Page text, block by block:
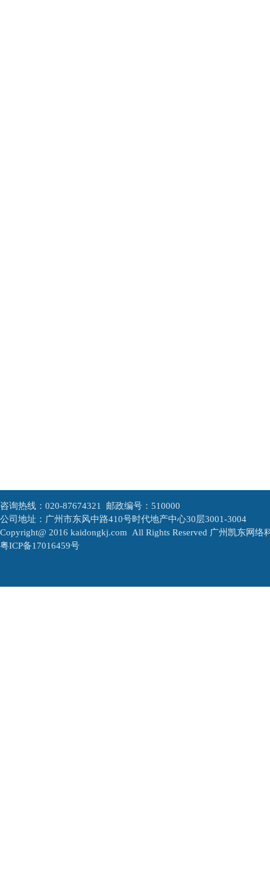
咨询热线：020-87674321 邮政编号：510000
公司地址：广州市东风中路410号时代地产中心30层3001-3004
Copyright@ 2016 kaidongkj.com All Rights Reserved 广州凯东网络
粤ICP备17016459号